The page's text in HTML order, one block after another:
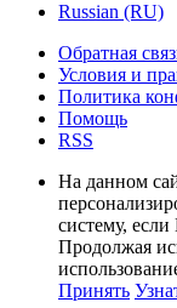
Russian (RU)
Обратная
Условия и
Политика
Помощь
RSS
На данном
систему, если
Продолжая
Принять